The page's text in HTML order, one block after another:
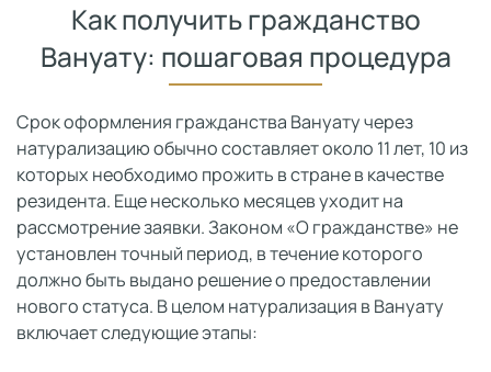
Как получить гражданство
Вануату: пошаговая процедура
Срок оформления гражданства Вануату через
натурализацию обычно составляет около 11 лет, 10 из
которых необходимо прожить в стране в качестве
резидента. Еще несколько месяцев уходит на
рассмотрение заявки. Законом «О гражданстве» не
установлен точный период, в течение которого
должно быть выдано решение о предоставлении
нового статуса. В целом натурализация в Вануату
включает следующие этапы: